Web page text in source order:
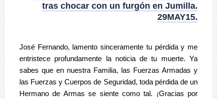
tras chocar con un furgón en Jumilla.
29MAY15.
José Fernando, lamento sinceramente tu pérdida y me
entristece profundamente la noticia de tu muerte. Ya
sabes que en nuestra Familia, las Fuerzas Armadas y
las Fuerzas y Cuerpos de Seguridad, toda pérdida de un
Hermano de Armas se siente como tal. ¡Gracias por